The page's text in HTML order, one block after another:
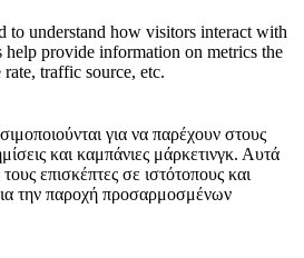
to understand how visitors interact with
help provide information on metrics the
traffic source, etc.
για να παρέχουν στους
και καμπάνιες μάρκετινγκ. Αυτά
επισκέπτες σε ιστότοπους και
την παροχή προσαρμοσμένων